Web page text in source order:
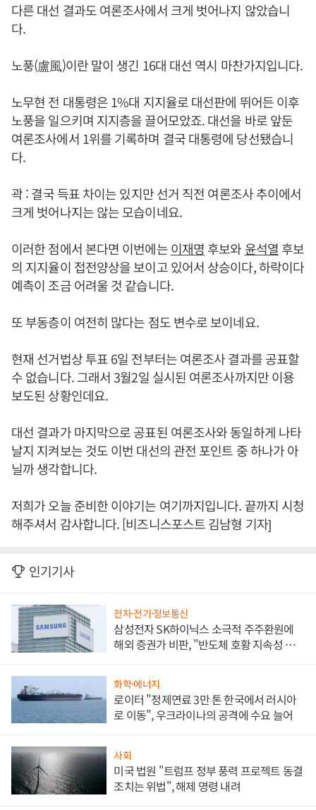
다른 대선 결과도 여론조사에서 크게 벗어나지 않았습니
다.
노풍(盧風)이란 말이 생긴 16대 대선 역시 마찬가지입니다.
노무현 전 대통령은 1%대 지지율로 대선판에 뛰어든 이후
노풍을 일으키며 지지층을 끌어모았죠. 대선을 바로 앞둔
여론조사에서 1위를 기록하며 결국 대통령에 당선됐습니
다.
곽 : 결국 득표 차이는 있지만 선거 직전 여론조사 추이에서
크게 벗어나지는 않는 모습이네요.
이러한 점에서 본다면 이번에는이재명 후보와 윤석열 후보
의 지지율이 접전양상을 보이고 있어서 상승이다, 하락이다
예측이 조금 어려울 것 같습니다.
또 부동층이 여전히 많다는 점도 변수로 보이네요.
현재 선거법상 투표 6일 전부터는 여론조사 결과를 공표할
수 없습니다. 그래서 3월2일 실시된 여론조사까지만 이용
보도된 상황인데요.
대선 결과가 마지막으로 공표된 여론조사와 동일하게 나타
날지 지켜보는 것도 이번 대선의 관전 포인트 중 하나가 아
닐까 생각합니다.
저희가 오늘 준비한 이야기는 여기까지입니다. 끝까지 시청
해주셔서 감사합니다. [비즈니스포스트 김남형 기자]
인기기사
전자·전기·정보통신
삼성전자 SK하이닉스 소극적 주주환원에
해외 증권가 비판, "반도체 호황 지속성 의
화학·에너지
로이터 "정제연료 3만 톤 한국에서 러시아
로 이동", 우크라이나의 공격에 수요 늘어
사회
미국 법원 "트럼프 정부 풍력 프로젝트 동결
조치는 위법", 해제 명령 내려